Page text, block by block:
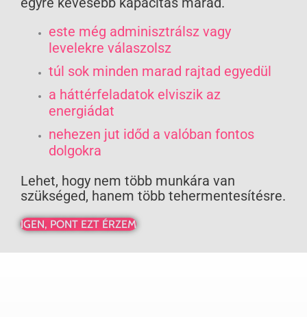
este még adminisztrálsz vagy
levelekre válaszolsz
túl sok minden marad rajtad egyedül
a háttérfeladatok elviszik az
energiádat
nehezen jut időd a valóban fontos
dolgokra
Lehet, hogy nem több munkára van
szükséged, hanem több tehermentesítésre.
IGEN, PONT EZT ÉRZEM